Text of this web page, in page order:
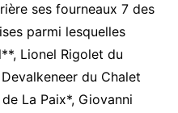
ses fourneaux 7 des
parmi lesquelles
Lionel Rigolet du
du Chalet
La Paix*, Giovanni